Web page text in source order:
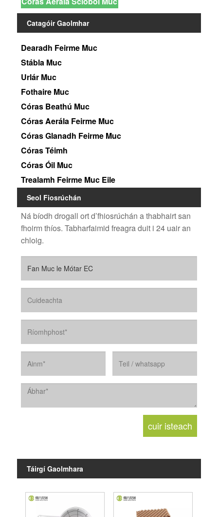
Catagóir Gaolmhar
Dearadh Feirme Muc
Stábla Muc
Urlár Muc
Fothaire Muc
Córas Beathú Muc
Córas Aerála Feirme Muc
Córas Glanadh Feirme Muc
Córas Téimh
Córas Óil Muc
Trealamh Feirme Muc Eile
Seol Fiosrúchán
Ná bíodh drogall ort d’fhiosrúchán a thabhairt san
fhoirm thíos. Tabharfaimid freagra duit i 24 uair an
chloig.
Táirgí Gaolmhara